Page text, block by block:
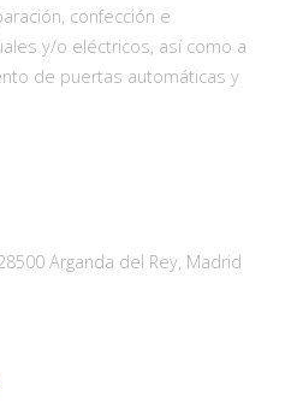
confección e
y/o eléctricos, así como a
de puertas automáticas y
Arganda del Rey, Madrid